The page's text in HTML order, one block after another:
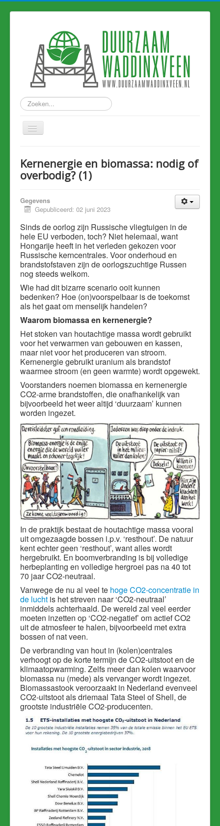
Zoeken...
Nieuws
Duurzame links
Kernenergie en biomassa: nodig of
overbodig? (1)
Gegevens
Gepubliceerd: 02 juni 2023
Sinds de oorlog zijn Russische vliegtuigen in de
hele EU verboden, toch? Niet helemaal, want
Hongarije heeft in het verleden gekozen voor
Russische kerncentrales. Voor onderhoud en
brandstofstaven zijn de oorlogszuchtige Russen
nog steeds welkom.
Wie had dit bizarre scenario ooit kunnen
bedenken? Hoe (on)voorspelbaar is de toekomst
als het gaat om menselijk handelen?
Waarom biomassa en kernenergie?
Het stoken van houtachtige massa wordt gebruikt
voor het verwarmen van gebouwen en kassen,
maar niet voor het produceren van stroom.
Kernenergie gebruikt uranium als brandstof
waarmee stroom (en geen warmte) wordt opgewekt.
Voorstanders noemen biomassa en kernenergie
CO2-arme brandstoffen, die onafhankelijk van
bijvoorbeeld het weer altijd ‘duurzaam’ kunnen
worden ingezet.
In de praktijk bestaat de houtachtige massa vooral
uit omgezaagde bossen i.p.v. ‘resthout’. De natuur
kent echter geen ‘resthout’, want alles wordt
hergebruikt. En boomverbranding is bij volledige
herbeplanting en volledige hergroei pas na 40 tot
70 jaar CO2-neutraal.
Vanwege de nu al veel te hoge CO2-concentratie in
de lucht is het streven naar ‘CO2-neutraal’
inmiddels achterhaald. De wereld zal veel eerder
moeten inzetten op ‘CO2-negatief’ om actief CO2
uit de atmosfeer te halen, bijvoorbeeld met extra
bossen of nat veen.
De verbranding van hout in (kolen)centrales
verhoogt op de korte termijn de CO2-uitstoot en de
klimaatopwarming. Zelfs meer dan kolen waarvoor
biomassa nu (mede) als vervanger wordt ingezet.
Biomassastook veroorzaakt in Nederland evenveel
CO2-uitstoot als driemaal Tata Steel of Shell, de
grootste industriële CO2-producenten.